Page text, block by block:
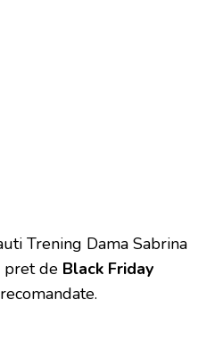
Trening Dama Sabrina
pret de Black Friday